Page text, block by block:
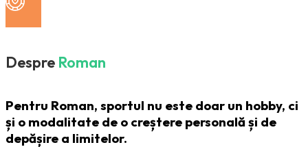
Despre Roman
Pentru Roman, sportul nu este doar un hobby, ci
și o modalitate de o creștere personală și de
depășire a limitelor.